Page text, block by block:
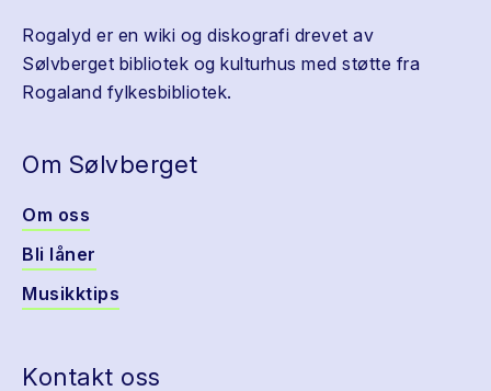
Rogalyd er en wiki og diskografi drevet av
Sølvberget bibliotek og kulturhus med støtte fra
Rogaland fylkesbibliotek.
Om Sølvberget
Om oss
Bli låner
Musikktips
Kontakt oss